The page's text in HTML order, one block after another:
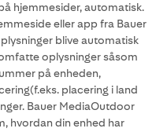
hjemmesider, automatisk.
eller app fra Bauer
blive automatisk
oplysninger såsom
på enheden,
placering i land
Bauer MediaOutdoor
hvordan din enhed har